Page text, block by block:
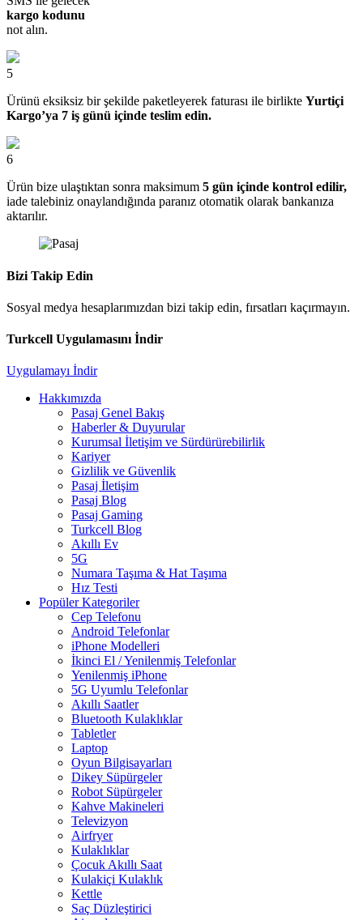
kargo kodunu
not alın.
5
Ürünü eksiksiz bir şekilde paketleyerek faturası ile birlikte Yurtiçi
Kargo’ya 7 iş günü içinde teslim edin.
6
Ürün bize ulaştıktan sonra maksimum 5 gün içinde kontrol edilir,
iade talebiniz onaylandığında paranız otomatik olarak bankanıza
aktarılır.
Bizi Takip Edin
Sosyal medya hesaplarımızdan bizi takip edin, fırsatları kaçırmayın.
Turkcell Uygulamasını İndir
Uygulamayı İndir
Hakkımızda
Pasaj Genel Bakış
Haberler & Duyurular
Kurumsal İletişim ve Sürdürürebilirlik
Kariyer
Gizlilik ve Güvenlik
Pasaj İletişim
Pasaj Blog
Pasaj Gaming
Turkcell Blog
Akıllı Ev
5G
Numara Taşıma & Hat Taşıma
Hız Testi
Popüler Kategoriler
Cep Telefonu
Android Telefonlar
iPhone Modelleri
İkinci El / Yenilenmiş Telefonlar
Yenilenmiş iPhone
5G Uyumlu Telefonlar
Akıllı Saatler
Bluetooth Kulaklıklar
Tabletler
Laptop
Oyun Bilgisayarları
Dikey Süpürgeler
Robot Süpürgeler
Kahve Makineleri
Televizyon
Airfryer
Kulaklıklar
Çocuk Akıllı Saat
Kulakiçi Kulaklık
Kettle
Saç Düzleştirici